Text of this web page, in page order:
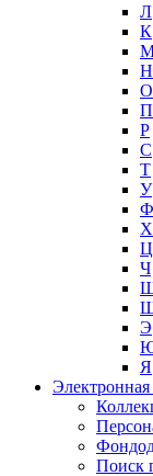
Л
К
Н
О
П
Р
С
Т
У
Ф
Х
Ц
Ч
Э
Я
Электронная
Поиск